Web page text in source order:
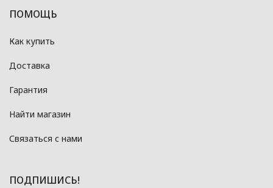
ПОМОЩЬ
Как купить
Доставка
Гарантия
Найти магазин
Связаться с нами
ПОДПИШИСЬ!